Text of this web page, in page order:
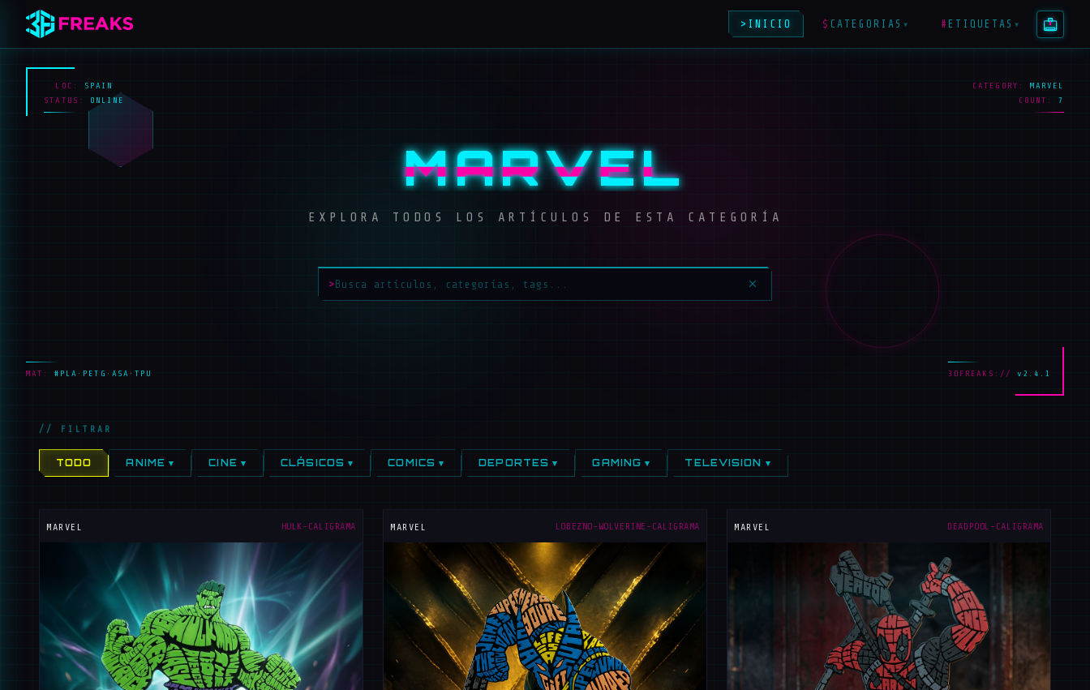
> INICIO $ CATEGORIAS ▾ # ETIQUETAS ▾
LOC:
SPAIN
STATUS:
ONLINE
CATEGORY:
MARVEL
COUNT:
7
MAT: #PLA·PETG·ASA·TPU 3DFREAKS:// v2.4.1
MARVEL
EXPLORA TODOS LOS ARTÍCULOS DE ESTA CATEGORÍA
>
// FILTRAR
TODO ANIME ▾ CINE ▾ CLÁSICOS ▾ COMICS ▾ DEPORTES ▾ GAMING ▾ TELEVISION ▾
MARVEL HULK-CALIGRAMA MARVEL LOBEZNO-WOLVERINE-CALIGRAMA MARVEL DEADPOOL-CALIGRAMA